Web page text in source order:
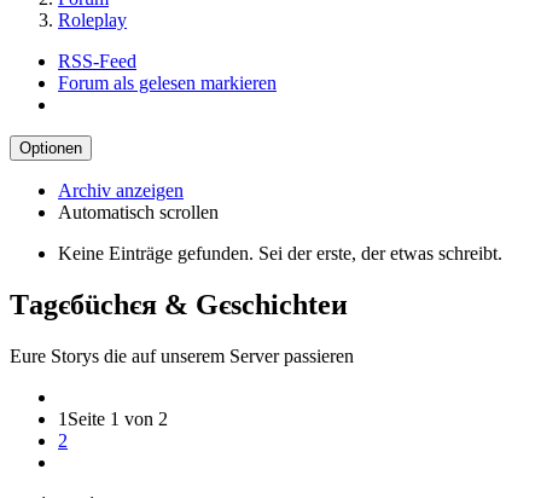
Roleplay
RSS-Feed
Forum als gelesen markieren
Optionen
Archiv anzeigen
Automatisch scrollen
Keine Einträge gefunden. Sei der erste, der etwas schreibt.
Тagєбüchєя & Gєschichteи
Eure Storys die auf unserem Server passieren
1 Seite 1 von 2
2